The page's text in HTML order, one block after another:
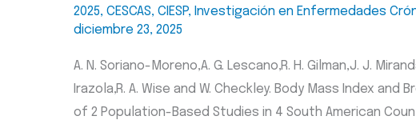
2025, CESCAS, CIESP, Investigación en Enfermedades
diciembre 23, 2025
A. N. Soriano-Moreno,A. G. Lescano,R. H. Gilman,J. J.
Irazola,R. A. Wise and W. Checkley. Body Mass Index
of 2 Population-Based Studies in 4 South American